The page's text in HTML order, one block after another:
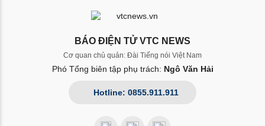
BÁO ĐIỆN TỬ VTC NEWS
Cơ quan chủ quản: Đài Tiếng nói Việt Nam
Phó Tổng biên tập phụ trách: Ngô Văn Hải
Hotline: 0855.911.911